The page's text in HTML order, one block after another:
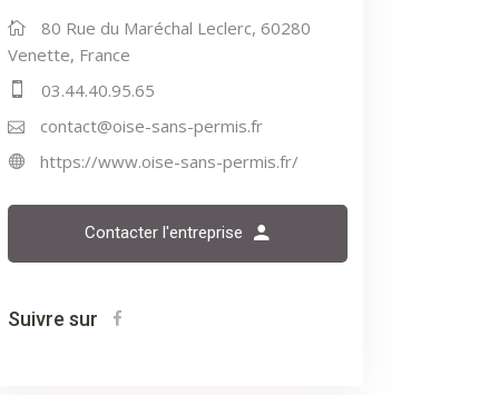
80 Rue du Maréchal Leclerc, 60280
Venette, France
03.44.40.95.65
contact@oise-sans-permis.fr
https://www.oise-sans-permis.fr/
Contacter l'entreprise
Suivre sur